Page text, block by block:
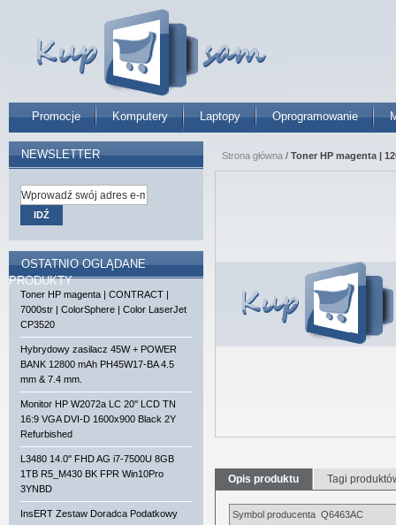
Promocje Komputery Laptopy Oprogramowanie
Strona główna / Toner HP magenta |
Opis produktu Tagi
Symbol producenta Q6463AC
NEWSLETTER
IDŹ
OSTATNIO OGLĄDANE
PRODUKTY
Toner HP magenta | CONTRACT |
7000str | ColorSphere | Color LaserJet
CP3520
Hybrydowy zasilacz 45W + POWER
BANK 12800 mAh PH45W17-BA 4.5
mm & 7.4 mm.
Monitor HP W2072a LC 20'' LCD TN
16:9 VGA DVI-D 1600x900 Black 2Y
Refurbished
L3480 14.0'' FHD AG i7-7500U 8GB
1TB R5_M430 BK FPR Win10Pro
3YNBD
InsERT Zestaw Doradca Podatkowy